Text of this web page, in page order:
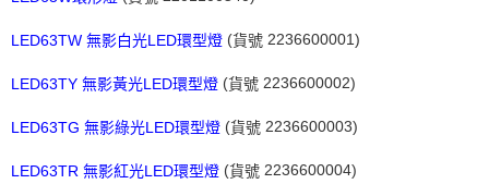
LED63TW 無影白光LED環型燈 (貨號 2236600001)
LED63TY 無影黃光LED環型燈 (貨號 2236600002)
LED63TG 無影綠光LED環型燈 (貨號 2236600003)
LED63TR 無影紅光LED環型燈 (貨號 2236600004)